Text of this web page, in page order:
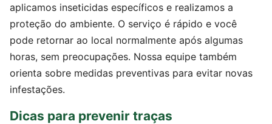
aplicamos inseticidas específicos e realizamos a
proteção do ambiente. O serviço é rápido e você
pode retornar ao local normalmente após algumas
horas, sem preocupações. Nossa equipe também
orienta sobre medidas preventivas para evitar novas
infestações.
Dicas para prevenir traças